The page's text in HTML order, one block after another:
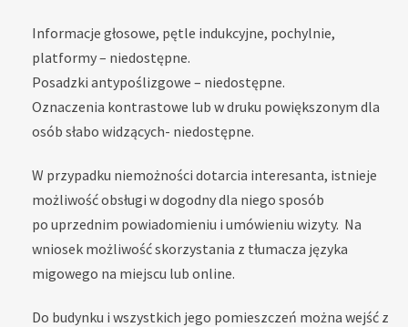
Informacje głosowe, pętle indukcyjne, pochylnie,
platformy – niedostępne.
Posadzki antypoślizgowe – niedostępne.
Oznaczenia kontrastowe lub w druku powiększonym dla
osób słabo widzących- niedostępne.
W przypadku niemożności dotarcia interesanta, istnieje
możliwość obsługi w dogodny dla niego sposób
po uprzednim powiadomieniu i umówieniu wizyty. Na
wniosek możliwość skorzystania z tłumacza języka
migowego na miejscu lub online.
Do budynku i wszystkich jego pomieszczeń można wejść z